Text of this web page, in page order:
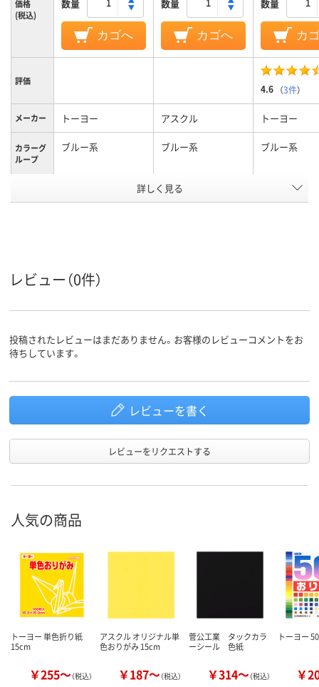
価格
(税込)
数量
カゴへ
数量
カゴへ
数量
カ
評価
4.6 （3件）
メーカー トーヨー アスクル トーヨー
カラーグ
ループ
ブルー系 ブルー系 ブルー系
40
詳しく見る
レビュー（0件）
投稿されたレビューはまだありません。お客様のレビューコメントをお
待ちしています。
レビューを書く
レビューをリクエストする
人気の商品
トーヨー 単色折り紙
15cm
￥255～（税込）
アスクル オリジナル単
色おりがみ 15cm
￥187～（税込）
菅公工業 タックカラ
ーシール 色紙
￥314～（税込）
トーヨー
￥